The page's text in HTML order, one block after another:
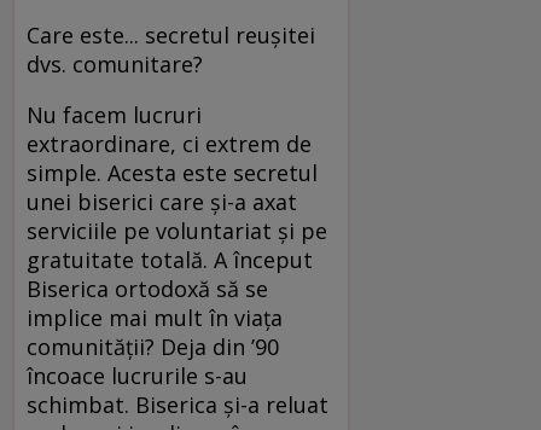
Care este... secretul reuşitei
dvs. comunitare?
Nu facem lucruri
extraordinare, ci extrem de
simple. Acesta este secretul
unei biserici care şi-a axat
serviciile pe voluntariat şi pe
gratuitate totală. A început
Biserica ortodoxă să se
implice mai mult în viaţa
comunităţii? Deja din ’90
încoace lucrurile s-au
schimbat. Biserica şi-a reluat